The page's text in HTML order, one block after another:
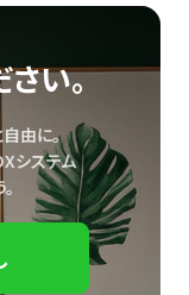
い。
由に。
システム